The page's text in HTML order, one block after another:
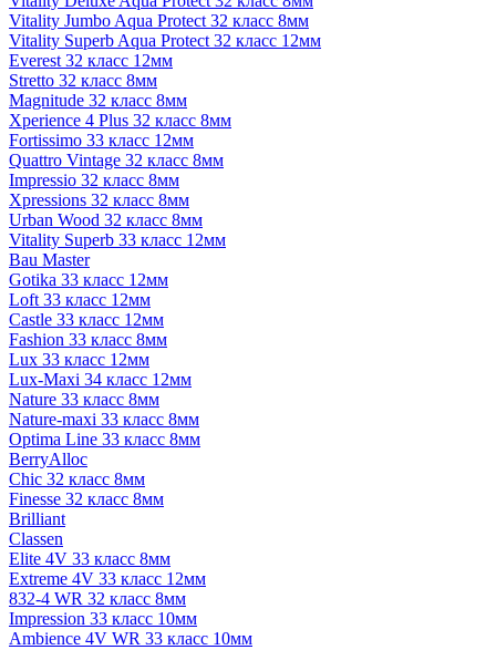
Vitality Jumbo Aqua Protect 32 класс 8мм
Vitality Superb Aqua Protect 32 класс 12мм
Everest 32 класс 12мм
Stretto 32 класс 8мм
Magnitude 32 класс 8мм
Xperience 4 Plus 32 класс 8мм
Fortissimo 33 класс 12мм
Quattro Vintage 32 класс 8мм
Impressio 32 класс 8мм
Xpressions 32 класс 8мм
Urban Wood 32 класс 8мм
Vitality Superb 33 класс 12мм
Bau Master
Gotika 33 класс 12мм
Loft 33 класс 12мм
Castle 33 класс 12мм
Fashion 33 класс 8мм
Lux 33 класс 12мм
Lux-Maxi 34 класс 12мм
Nature 33 класс 8мм
Nature-maxi 33 класс 8мм
Optima Line 33 класс 8мм
BerryAlloc
Chic 32 класс 8мм
Finesse 32 класс 8мм
Brilliant
Classen
Elite 4V 33 класс 8мм
Extreme 4V 33 класс 12мм
832-4 WR 32 класс 8мм
Impression 33 класс 10мм
Ambience 4V WR 33 класс 10мм